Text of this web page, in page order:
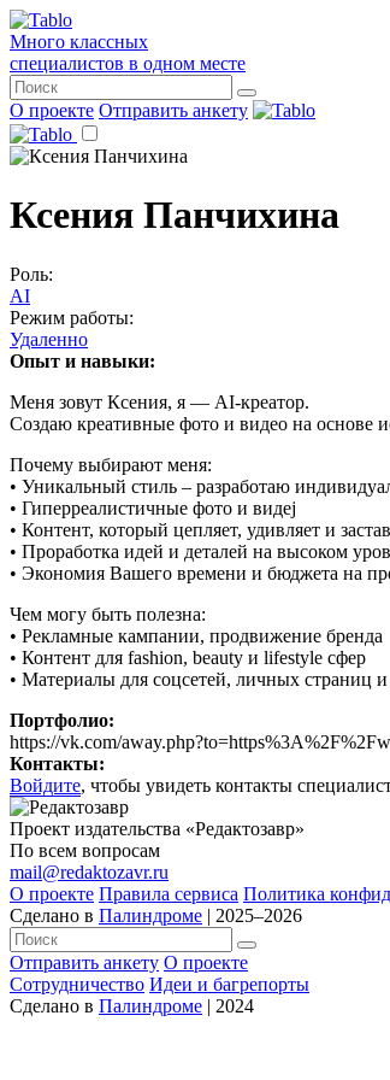
Много классных
специалистов в одном месте
О проекте Отправить анкету
Ксения Панчихина
Роль:
AI
Режим работы:
Удаленно
Опыт и навыки:
Меня зовут Ксения, я — AI-креатор.
Создаю креативные фото и видео на основе
Почему выбирают меня:
• Уникальный стиль – разработаю
• Гиперреалистичные фото и видеj
• Контент, который цепляет, удивляет и
• Проработка идей и деталей на высоком
• Экономия Вашего времени и бюджета на
Чем могу быть полезна:
• Рекламные кампании, продвижение бренда
• Контент для fashion, beauty и lifestyle сфер
• Материалы для соцсетей, личных страниц и
Портфолио:
https://vk.com/
Контакты:
Войдите, чтобы увидеть контакты
Проект издательства «Редактозавр»
По всем вопросам
mail@redaktozavr.ru
О проекте Правила сервиса Политика
Сделано в Палиндроме | 2025–2026
Отправить анкету О проекте
Сотрудничество Идеи и багрепорты
Сделано в Палиндроме | 2024